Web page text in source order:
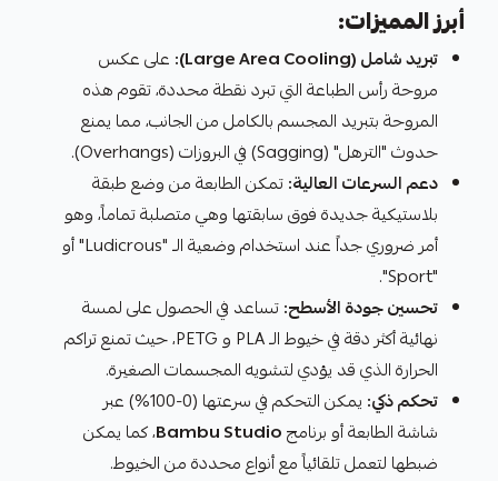
أبرز المميزات:
تبريد شامل (Large Area Cooling):
على عكس
مروحة رأس الطباعة التي تبرد نقطة محددة، تقوم هذه
المروحة بتبريد المجسم بالكامل من الجانب، مما يمنع
حدوث "الترهل" (Sagging) في البروزات (Overhangs).
دعم السرعات العالية:تمكن الطابعة من وضع طبقة
بلاستيكية جديدة فوق سابقتها وهي متصلبة تماماً، وهو
أمر ضروري جداً عند استخدام وضعية الـ "Ludicrous" أو
"Sport".
تحسين جودة الأسطح:تساعد في الحصول على لمسة
نهائية أكثر دقة في خيوط الـ PLA و PETG، حيث تمنع تراكم
الحرارة الذي قد يؤدي لتشويه المجسمات الصغيرة.
تحكم ذكي:
يمكن التحكم في سرعتها (0-100%) عبر
شاشة الطابعة أو برنامجBambu Studio، كما يمكن
ضبطها لتعمل تلقائياً مع أنواع محددة من الخيوط.